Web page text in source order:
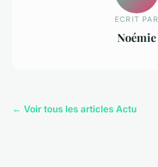
ECRIT PAR
Noémie
← Voir tous les articles Actu